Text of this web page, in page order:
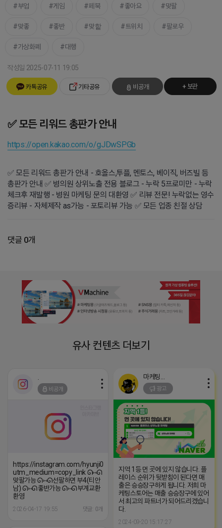
부업 게임 페북 좋아요 맞팔
맞좋 좋반 맞핱 트위치 팔로우
가상화폐 대행
작성일 2025-07-11 19:05
카톡공유 기타공유 비공개 + 보관
✅ 모든 리워드 총판가 안내
https://open.kakao.com/o/gJDwSPGb
✅ 모든 리워드 총판가 안내 - 호올스,투플, 멘토스, 베이직, 버즈빌 등
총판가 안내 ✅ 병의원 상위노출 전용 블로그 - 누락 5프로미만 - 누락
체크후 재발행 - 병원 마케팅 문의 대환영 ✅ 리뷰 전문! 누락없는 영수
증리뷰 - 자체제작 as가능 - 포토리뷰 가능 ✅ 모든 업종 친절 상담
댓글 0개
유사 컨텐츠 더보기
비공개
https://instagram.com/hyunji048?
utm_medium=copy_link ᘏ⑅ᘏ
맞팔가능 ᘏ⑅ᘏ선팔하면 부4(티안
남) ᘏ⑅ᘏ좋반가능 ᘏ⑅ᘏ부계교환
환영
2026-04-17 19:55 댓글: 0개
광고
지역 1등 먼 곳에 있지 않습니다. 플
레이스 순위가 뒷받침이 된다면 매
출은 승승장구하게 됩니다. 저희 마
케팅스토어는 매출 승승장구에 있어
서 최고의 파트너가 되어드리겠습니
다.
2024-09-20 15:17:27